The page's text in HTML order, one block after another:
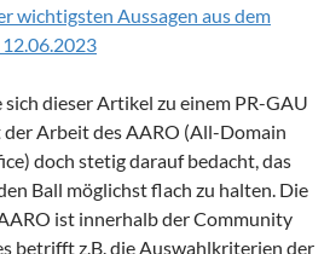
wichtigsten Aussagen aus dem
dieser Artikel zu einem PR-GAU
Arbeit des AARO (All-Domain
doch stetig darauf bedacht, das
Ball möglichst flach zu halten. Die
ist innerhalb der Community
betrifft z.B. die Auswahlkriterien der